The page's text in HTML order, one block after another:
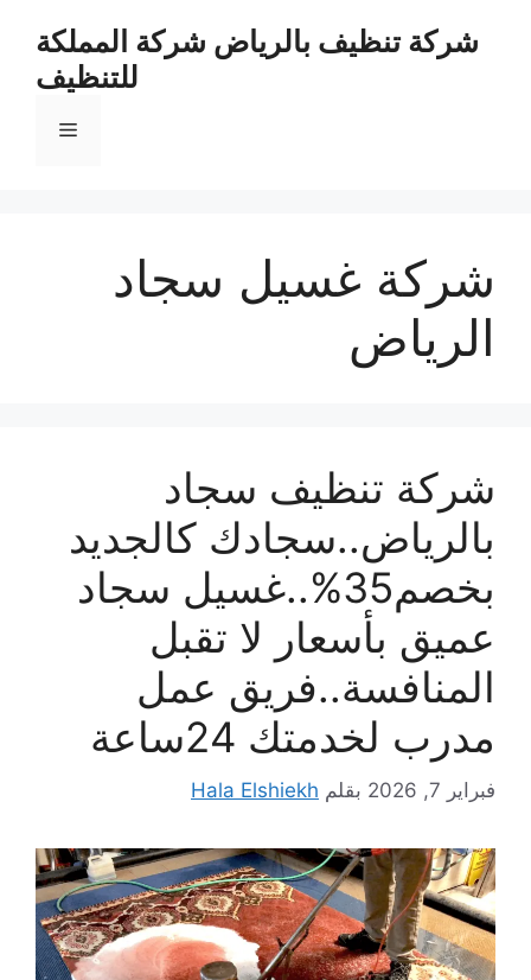
شركة تنظيف بالرياض شركة المملكة
للتنظيف
القائمة
شركة غسيل سجاد
الرياض
شركة تنظيف سجاد
بالرياض..سجادك كالجديد
بخصم35%..غسيل سجاد
عميق بأسعار لا تقبل
المنافسة..فريق عمل
مدرب لخدمتك 24ساعة
فبراير 7, 2026 بقلم Hala Elshiekh